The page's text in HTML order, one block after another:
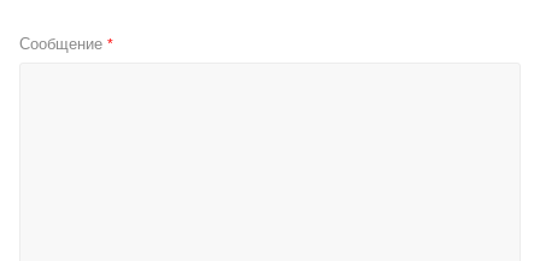
Сообщение *